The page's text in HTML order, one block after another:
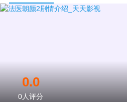
0.0
0人评分